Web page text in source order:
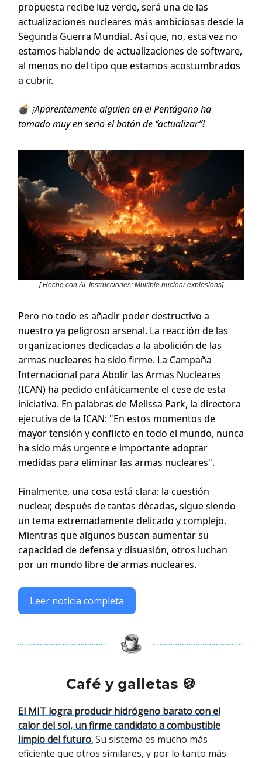
propuesta recibe luz verde, será una de las
actualizaciones nucleares más ambiciosas desde la
Segunda Guerra Mundial. Así que, no, esta vez no
estamos hablando de actualizaciones de software,
al menos no del tipo que estamos acostumbrados
a cubrir.
💣 ¡Aparentemente alguien en el Pentágono ha
tomado muy en serio el botón de “actualizar”!
[ Hecho con AI. Instrucciones: Multiple nuclear explosions]
Pero no todo es añadir poder destructivo a
nuestro ya peligroso arsenal. La reacción de las
organizaciones dedicadas a la abolición de las
armas nucleares ha sido firme. La Campaña
Internacional para Abolir las Armas Nucleares
(ICAN) ha pedido enfáticamente el cese de esta
iniciativa. En palabras de Melissa Park, la directora
ejecutiva de la ICAN: "En estos momentos de
mayor tensión y conflicto en todo el mundo, nunca
ha sido más urgente e importante adoptar
medidas para eliminar las armas nucleares".
Finalmente, una cosa está clara: la cuestión
nuclear, después de tantas décadas, sigue siendo
un tema extremadamente delicado y complejo.
Mientras que algunos buscan aumentar su
capacidad de defensa y disuasión, otros luchan
por un mundo libre de armas nucleares.
Leer noticia completa
Café y galletas 🍪
El MIT logra producir hidrógeno barato con el
calor del sol, un firme candidato a combustible
limpio del futuro.Su sistema es mucho más
eficiente que otros similares, y por lo tanto más